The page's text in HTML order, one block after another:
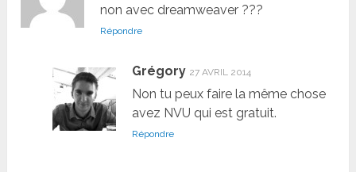
non avec dreamweaver ???
Répondre
Grégory 27 AVRIL 2014
Non tu peux faire la même chose
avez NVU qui est gratuit.
Répondre